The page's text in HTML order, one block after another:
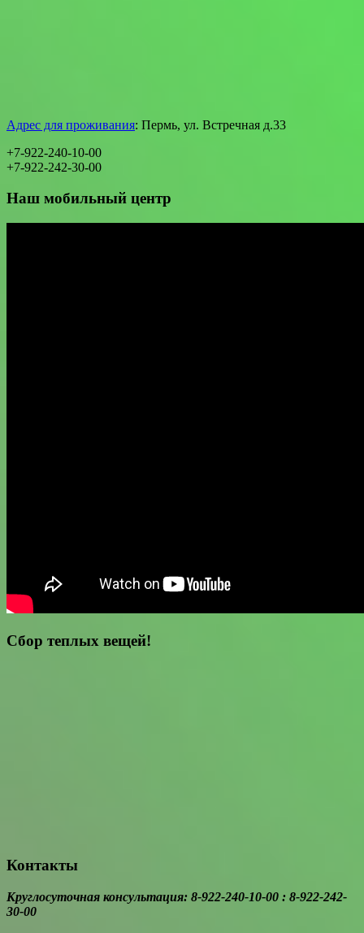
Адрес для проживания: Пермь, ул. Встречная д.33
+7-922-240-10-00
+7-922-242-30-00
Наш мобильный центр
Сбор теплых вещей!
Контакты
Круглосуточная консультация: 8-922-240-10-00 : 8-922-242-
30-00